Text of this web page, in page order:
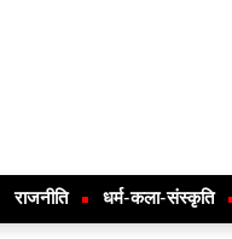
राजनीति धर्म-कला-संस्कृति